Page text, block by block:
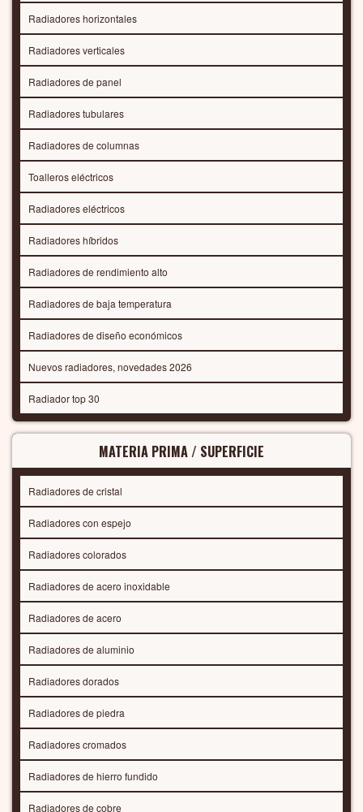
Radiadores horizontales
Radiadores verticales
Radiadores de panel
Radiadores tubulares
Radiadores de columnas
Toalleros eléctricos
Radiadores eléctricos
Radiadores híbridos
Radiadores de rendimiento alto
Radiadores de baja temperatura
Radiadores de diseño económicos
Nuevos radiadores, novedades 2026
Radiador top 30
MATERIA PRIMA / SUPERFICIE
Radiadores de cristal
Radiadores con espejo
Radiadores colorados
Radiadores de acero inoxidable
Radiadores de acero
Radiadores de aluminio
Radiadores dorados
Radiadores de piedra
Radiadores cromados
Radiadores de hierro fundido
Radiadores de cobre